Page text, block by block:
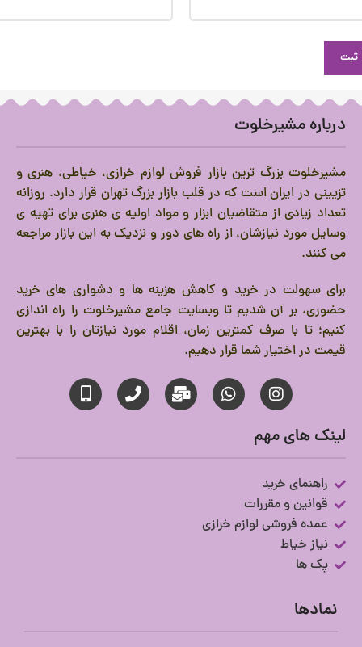
درباره مشیرخلوت
مشیرخلوت بزرگ ترین بازار فروش لوازم خرازی، خیاطی، هنری و
تزیینی در ایران است که در قلب بازار بزرگ تهران قرار دارد. روزانه
تعداد زیادی از متقاضیان ابزار و مواد اولیه ی هنری برای تهیه ی
وسایل مورد نیازشان، از راه های دور و نزدیک به این بازار مراجعه
می کنند.
برای سهولت در خرید و کاهش هزینه ها و دشواری های خرید
حضوری، بر آن شدیم تا وبسایت جامع مشیرخلوت را راه اندازی
کنیم؛ تا با صرف کمترین زمان، اقلام مورد نیازتان را با بهترین
قیمت در اختیار شما قرار دهیم.
لینک های مهم
راهنمای خرید
قوانین و مقررات
عمده فروشی لوازم خرازی
نیاز خیاط
پک ها
نمادها